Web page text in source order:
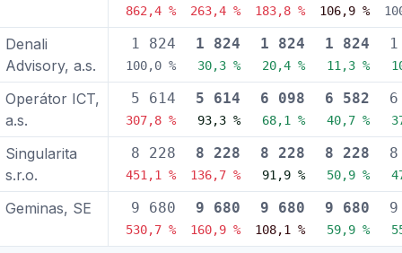
862,4 % 263,4 % 183,8 % 106,9 %
Denali
Advisory, a.s.
1 824
100,0 %
1 824
30,3 %
1 824
20,4 %
1 824
11,3 %
Operátor ICT,
a.s.
5 614
307,8 %
5 614
93,3 %
6 098
68,1 %
6 582
40,7 %
Singularita
s.r.o.
8 228
451,1 %
8 228
136,7 %
8 228
91,9 %
8 228
50,9 %
Geminas, SE 9 680
530,7 %
9 680
160,9 %
9 680
108,1 %
9 680
59,9 %